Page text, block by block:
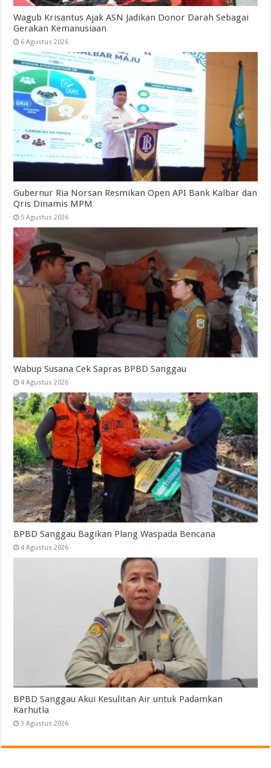
Wagub Krisantus Ajak ASN Jadikan Donor Darah Sebagai
Gerakan Kemanusiaan
6 Agustus 2026
Gubernur Ria Norsan Resmikan Open API Bank Kalbar dan
Qris Dinamis MPM
5 Agustus 2026
Wabup Susana Cek Sapras BPBD Sanggau
4 Agustus 2026
BPBD Sanggau Bagikan Plang Waspada Bencana
4 Agustus 2026
BPBD Sanggau Akui Kesulitan Air untuk Padamkan
Karhutla
3 Agustus 2026